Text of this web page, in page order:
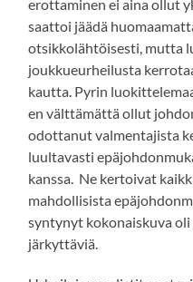
erottaminen ei aina ollut
saattoi jäädä
otsikkolähtöisesti, mutta
joukkueurheilusta
kautta. Pyrin
en välttämättä ollut
odottanut valmentajista
luultavasti
kanssa. Ne kertoivat
mahdollisista
syntynyt kokonaiskuva oli
järkyttäviä.